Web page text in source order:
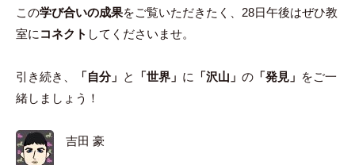
この学び合いの成果をご覧いただきたく、28日午後はぜひ教
室に コネクト してくださいませ。
引き続き、 「自分」 と 「世界」 に 「沢山」 の 「発見」 をご一
緒しましょう！
吉田 豪